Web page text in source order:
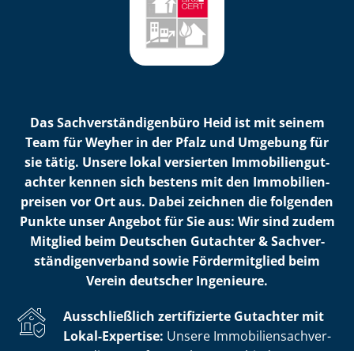
Das Sach­ver­stän­di­gen­bü­ro Heid ist mit seinem
Team für Weyher in der Pfalz und Umgebung für
sie tätig. Unsere lokal versierten Im­mo­bi­li­en­gut­
ach­ter kennen sich bestens mit den Im­mo­bi­li­en­
prei­sen vor Ort aus. Dabei zeichnen die folgenden
Punkte unser Angebot für Sie aus: Wir sind zudem
Mitglied beim Deutschen Gutachter & Sach­ver­
stän­di­gen­ver­band sowie Fördermitglied beim
Verein deutscher Ingenieure.
Ausschließlich zertifizierte Gutachter mit
Lokal-Expertise: Unsere Im­mo­bi­li­en­sach­ver­